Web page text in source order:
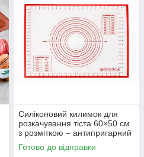
Силіконовий килимок для
розкачування тіста 60×50 см
з розміткою – антипригарний
харчовий силікон, червоний
Готово до відправки